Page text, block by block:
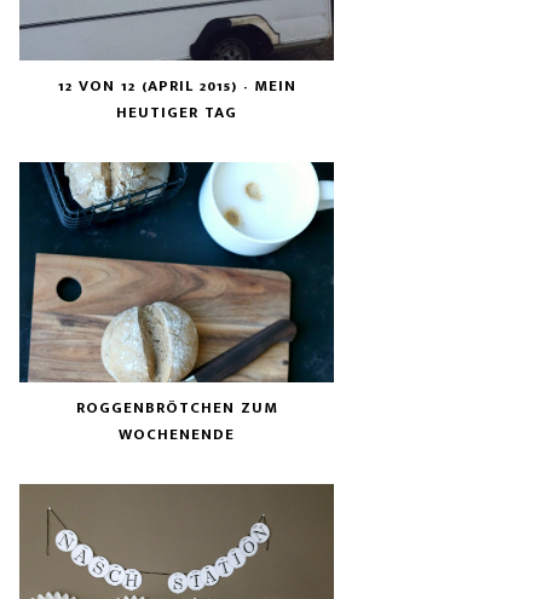
12 VON 12 (APRIL 2015) - MEIN
HEUTIGER TAG
ROGGENBRÖTCHEN ZUM
WOCHENENDE